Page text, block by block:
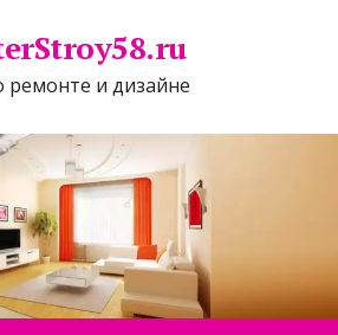
ремонте и дизайне